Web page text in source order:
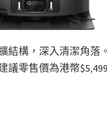
結構，深入清潔角落
議零售價為港幣